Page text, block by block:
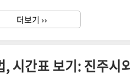
게 원하는 시간대의 버스를 예매할
원하는 출발지와 도착지, 날짜, 시간
더보기 ››
시간표 보기: 진주시